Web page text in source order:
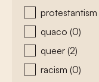
protestantism
quaco (0)
queer (2)
racism (0)